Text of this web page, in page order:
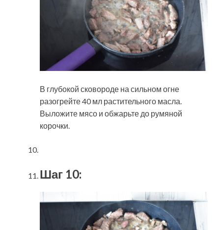
В глубокой сковороде на сильном огне
разогрейте 40 мл растительного масла.
Выложите мясо и обжарьте до румяной
корочки.
Шаг 10: